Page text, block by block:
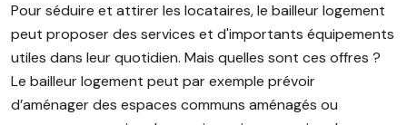
Pour séduire et attirer les locataires, le bailleur logement
peut proposer des services et d'importants équipements
utiles dans leur quotidien. Mais quelles sont ces offres ?
Le bailleur logement peut par exemple prévoir
d’aménager des espaces communs aménagés ou